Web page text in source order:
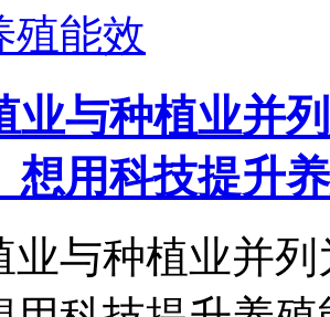
业与种植业并
想用科技提升
业与种植业并